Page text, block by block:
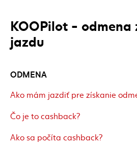
KOOPilot - odmena
jazdu
ODMENA
Ako mám jazdiť pre získanie
Čo je to cashback?
Ako sa počíta cashback?